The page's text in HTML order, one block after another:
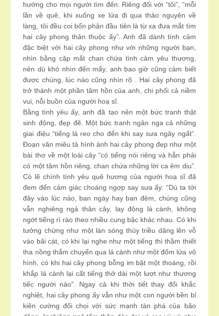
hướng cho mọi người tìm đến. Riêng đối với “tôi”, “mỗi
lần về quê, khi xuống xe lửa đi qua thảo nguyên về
làng, tôi đều coi bổn phận đầu tiên là từ xa đưa mắt tìm
hai cây phong thân thuộc ấy”. Anh đã dành tình cảm
đặc biệt với hai cây phong như với những người bạn,
nhìn bằng cặp mắt chan chứa tình cảm yêu thương,
nên dù khó nhìn đến mấy, anh bao giờ cũng cảm biết
được chúng, lúc nào cũng nhìn rõ . Hai cây phong đã
trở thành một phần tâm hồn của anh, chi phối cả niềm
vui, nỗi buồn của người hoạ sĩ.
Bằng tình yêu ấy, anh đã tạo nên một bức tranh thật
sinh động, đẹp đẽ. Một bức tranh ngân nga cả những
giai điệu “tiếng lá reo cho đến khi say sưa ngây ngất”.
Đoạn văn miêu tả hình ảnh hai cây phong đẹp như một
bài thơ về một loài cây “có tiếng nói riêng và hẳn phải
có một tâm hồn riêng, chan chứa những lời ca êm dịu”.
Có lẽ chính tình yêu quê hương của người hoạ sĩ đã
đem đến cảm giác choáng ngợp say sưa ấy: “Dù ta tới
đây vào lúc nào, ban ngày hay ban đêm, chúng cũng
vẫn nghiêng ngả thân cây, lay động lá cành, không
ngớt tiếng rì rào theo nhiều cung bậc khác nhau. Có khi
tưởng chừng như một làn sóng thủy triều dâng lên vỗ
vào bãi cát, có khi lại nghe như một tiếng thì thầm thiết
tha nồng thắm chuyển qua lá cành như một đốm lửa vô
hình, có khi hai cây phong bỗng im bặt một thoáng, rồi
khắp lá cành lại cất tiếng thở dài một lượt như thương
tiếc người nào”. Ngay cả khi thời tiết thay đổi khắc
nghiệt, hai cây phong ấy vẫn như một con người bền bỉ
kiên cường đối chọi với sức mạnh tàn phá của bão